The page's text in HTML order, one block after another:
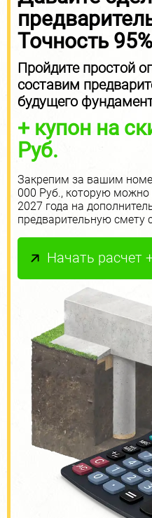
Точность 95%
Пройдите простой
составим
будущего
+ купон на
Руб.
Закрепим за вашим
000 Руб., которую можно
2027 года на
предварительную смету
Начать расчет